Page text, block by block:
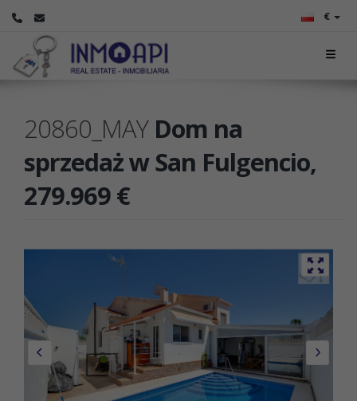
€
20860_MAY Dom na
sprzedaż w San Fulgencio,
279.969 €